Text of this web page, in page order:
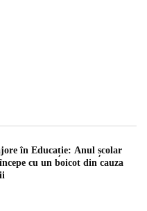
în Educație: Anul școlar
cu un boicot din cauza